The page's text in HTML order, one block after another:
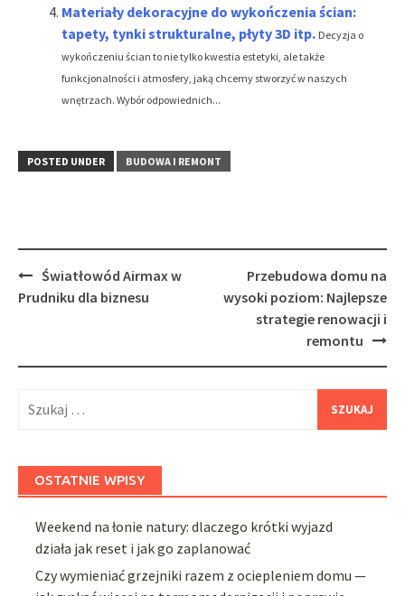
Materiały dekoracyjne do wykończenia ścian:
tapety, tynki strukturalne, płyty 3D itp. Decyzja o
wykończeniu ścian to nie tylko kwestia estetyki, ale także
funkcjonalności i atmosfery, jaką chcemy stworzyć w naszych
wnętrzach. Wybór odpowiednich...
POSTED UNDER BUDOWA I REMONT
Post
navigation
Światłowód Airmax w
Prudniku dla biznesu
Przebudowa domu na
wysoki poziom: Najlepsze
strategie renowacji i
remontu
OSTATNIE WPISY
Weekend na łonie natury: dlaczego krótki wyjazd
działa jak reset i jak go zaplanować
Czy wymieniać grzejniki razem z ociepleniem domu —